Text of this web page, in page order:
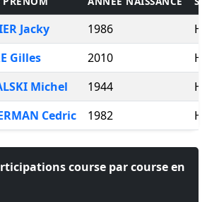
Jacky 1986
H
Gilles 2010
H
Michel 1944
H
Cedric 1982 H
course par course en